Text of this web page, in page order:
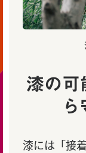
漆の可
漆には「接